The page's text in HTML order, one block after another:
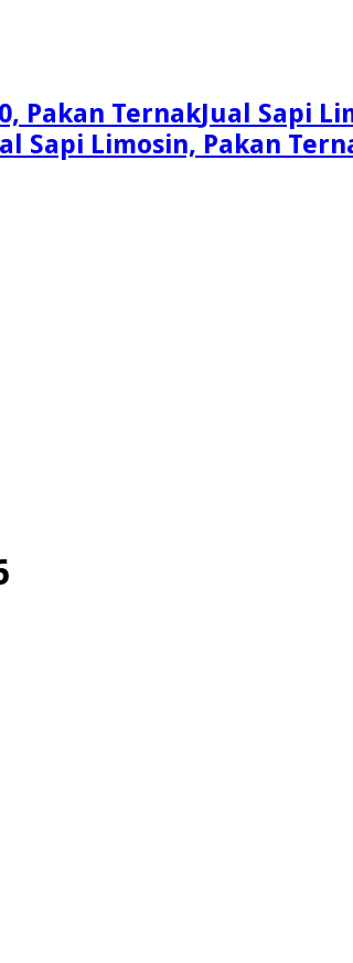
Jual Sapi
Sapi Limosin, Pakan